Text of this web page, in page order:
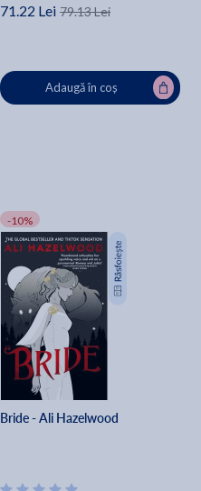
71.22 Lei 79.13 Lei
Adaugă în coș
-10%
Bride - Ali Hazelwood